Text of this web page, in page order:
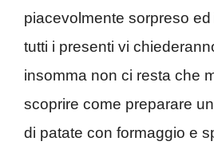
piacevolmente sorpreso
tutti i presenti vi
insomma non ci resta che
scoprire come preparare
di patate con formaggio e